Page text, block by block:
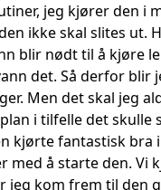
jeg kjører den i
ikke skal slites ut.
blir nødt til å kjøre
det. Så derfor blir
Men det skal jeg
i tilfelle det skulle
kjørte fantastisk bra
med å starte den. Vi
jeg kom frem til den